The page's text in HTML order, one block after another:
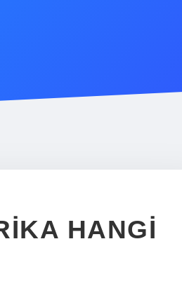
HANGI